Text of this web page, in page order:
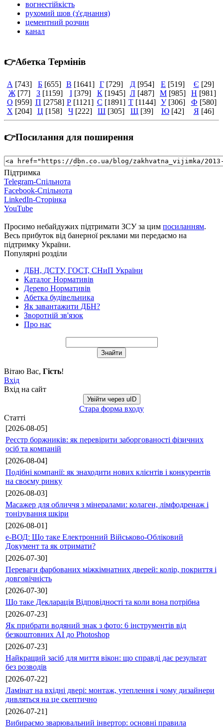
вогнестійкість
рухомий шов (з'єднання)
цементний розчин
канал
👉Абетка Термінів
А [743] Б [655] В [1641] Г [729] Д [954] Е [519] Є [29]
Ж [77] З [1159] І [379] К [1945] Л [487] М [985] Н [981]
О [959] П [2758] Р [1121] С [1891] Т [1144] У [306] Ф [580]
Х [204] Ц [158] Ч [222] Ш [305] Щ [39] Ю [42] Я [46]
👉Посилання для поширення
Підтримка
Telegram-Спільнота
Facebook-Спільнота
LinkedIn-Сторінка
YouTube
Просимо небайдужих підтримати ЗСУ за цим посиланням.
Весь прибуток від банерної реклами ми передаємо на
підтримку України.
Популярні розділи
ДБН, ДСТУ, ГОСТ, СНиП України
Каталог Нормативів
Дерево Нормативів
Абетка будівельника
Як завантажити ДБН?
Зворотній зв'язок
Про нас
Вітаю Вас, Гість!
Вхід
Вхід на сайт
Увійти через uID
Стара форма входу
Статті
[2026-08-05]
Реєстр боржників: як перевірити заборгованості фізичних
осіб та компаній
[2026-08-04]
Подібні компанії: як знаходити нових клієнтів і конкурентів
на своєму ринку
[2026-08-03]
Масажер для обличчя з мінералами: колаген, лімфодренаж і
тонізування шкіри
[2026-08-01]
е-ВОД: Що таке Електронний Військово-Обліковий
Документ та як отримати?
[2026-07-30]
Переваги фарбованих міжкімнатних дверей: колір, покриття і
довговічність
[2026-07-30]
Що таке Декларація Відповідності та коли вона потрібна
[2026-07-23]
Як прибрати водяний знак з фото: 6 інструментів від
безкоштовних AI до Photoshop
[2026-07-23]
Найкращий засіб для миття вікон: що справді дає результат
без розводів
[2026-07-22]
Ламінат на вхідні двері: монтаж, утеплення і чому дизайнери
дивляться на це скептично
[2026-07-21]
Вибираємо зварювальний інвертор: основні правила